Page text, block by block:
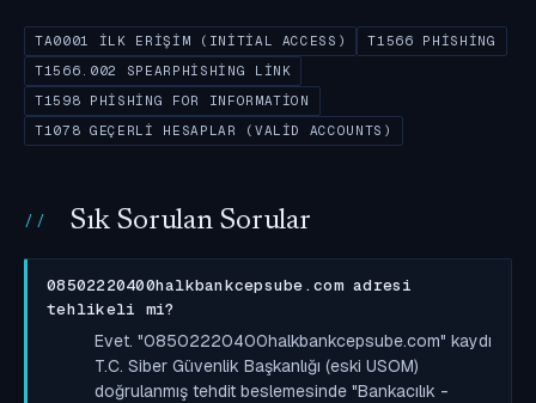
TA0001 İLK ERIŞIM (INITIAL ACCESS)
T1566 PHISHING
T1566.002 SPEARPHISHING LINK
T1598 PHISHING FOR INFORMATION
T1078 GEÇERLI HESAPLAR (VALID ACCOUNTS)
Sık Sorulan Sorular
08502220400halkbankcepsube.com adresi
tehlikeli mi?
Evet. "08502220400halkbankcepsube.com" kaydı
T.C. Siber Güvenlik Başkanlığı (eski USOM)
doğrulanmış tehdit beslemesinde "Bankacılık -